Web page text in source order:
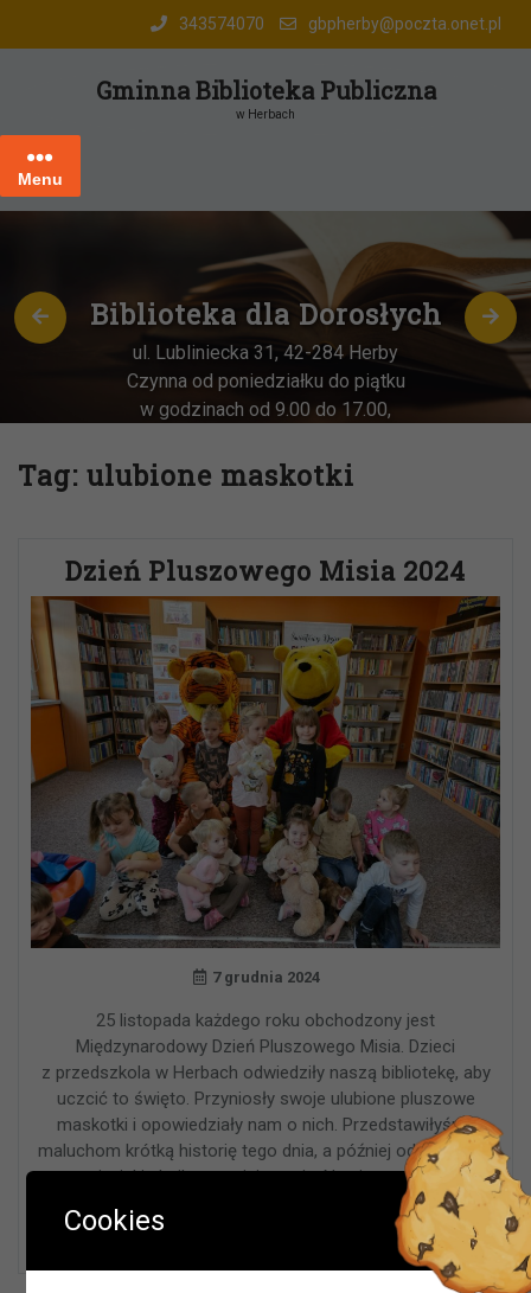
343574070 gbpherby@poczta.onet.pl
Gminna Biblioteka Publiczna
w Herbach
Menu
Biblioteka dla Dorosłych
ul. Lubliniecka 31, 42-284 Herby
Czynna od poniedziałku do piątku
w godzinach od 9.00 do 17.00,
w godz. 9:00-13:00
Tag: ulubione maskotki
Dzień Pluszowego Misia 2024
7 grudnia 2024
25 listopada każdego roku obchodzony jest
Międzynarodowy Dzień Pluszowego Misia. Dzieci
z przedszkola w Herbach odwiedziły naszą bibliotekę, aby
uczcić to święto. Przyniosły swoje ulubione pluszowe
maskotki i opowiedziały nam o nich. Przedstawiłyśmy
maluchom krótką historię tego dnia, a później odpowiadały
na pytania, jakie bajkowe misie znają. Na pierwszym miejscu
tej długiej listy znalazł się oczywiście Kubuś Puchatek,
który już po chwili do nas zawitał! Przyprowadził ze sobą …
Cookies